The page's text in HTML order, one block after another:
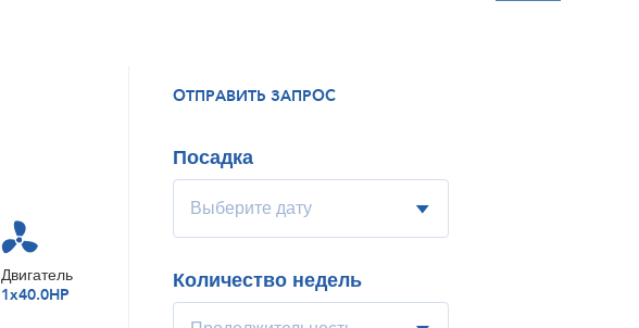
Двигатель
1x40.0HP
ОТПРАВИТЬ ЗАПРОС
Посадка
Количество недель